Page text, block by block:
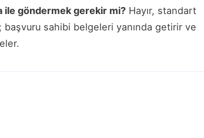
ile göndermek gerekir mi? Hayır, standart
sahibi belgeleri yanında getirir ve